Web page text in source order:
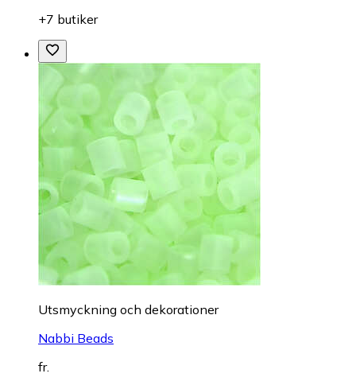
+7 butiker
Utsmyckning och dekorationer
Nabbi Beads
fr.